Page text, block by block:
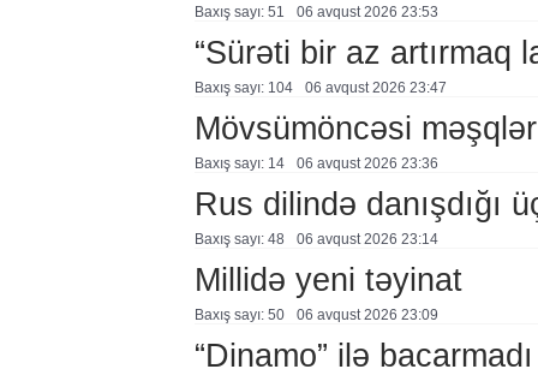
Baxış sayı: 51 06 avqust 2026 23:53
“Sürəti bir az artırmaq
Baxış sayı: 104 06 avqust 2026 23:47
Mövsümöncəsi
Baxış sayı: 14 06 avqust 2026 23:36
Rus dilində danışdığı
Baxış sayı: 48 06 avqust 2026 23:14
Millidə yeni təyinat
Baxış sayı: 50 06 avqust 2026 23:09
“Dinamo” ilə bacarmadı